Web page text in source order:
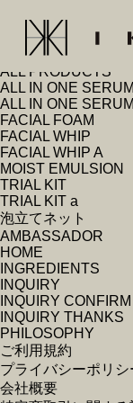
固定ページ
ALL PRODUCTS
ALL IN ONE SERUM
ALL IN ONE
FACIAL FOAM
FACIAL WHIP
FACIAL WHIP A
MOIST EMULSION
TRIAL KIT
TRIAL KIT a
泡立てネット
AMBASSADOR
HOME
INGREDIENTS
INQUIRY
INQUIRY CONFIRM
INQUIRY THANKS
PHILOSOPHY
ご利用規約
プライバシーポリシ
会社概要